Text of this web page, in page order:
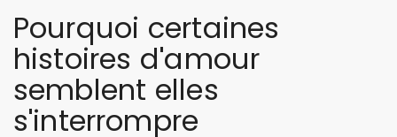
Pourquoi certaines
histoires d'amour
semblent elles
s'interrompre